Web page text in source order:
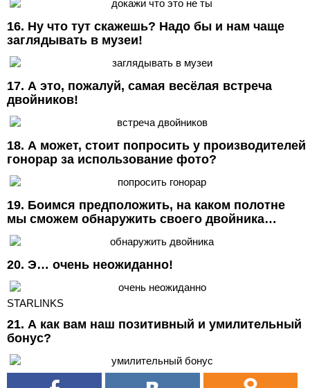
16. Ну что тут скажешь? Надо бы и нам чаще
заглядывать в музеи!
17. А это, пожалуй, самая весёлая встреча
двойников!
18. А может, стоит попросить у производителей
гонорар за использование фото?
19. Боимся предположить, на каком полотне
мы сможем обнаружить своего двойника…
20. Э… очень неожиданно!
STARLINKS
21. А как вам наш позитивный и умилительный
бонус?